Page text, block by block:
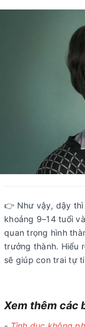
👉 Như vậy, dậy
khoảng 9–14 tuổi
quan trọng hình
trưởng thành. Hiểu
sẽ giúp con trai tự
Xem thêm các